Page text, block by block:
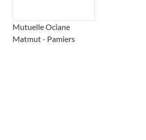
Mutuelle Ociane
Matmut - Pamiers